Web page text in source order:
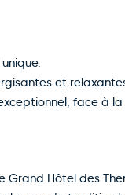
et
face à la
Grand Hôtel des